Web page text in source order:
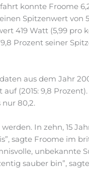
konnte Froome
Spitzenwert von
419 Watt (5,99 pro
Prozent seiner
aus dem Jahr
(2015: 9,8
80,2.
In zehn, 15
sagte Froome im
unbekannte
sauber bin”,